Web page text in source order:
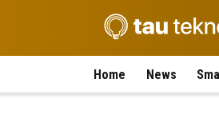
Home News